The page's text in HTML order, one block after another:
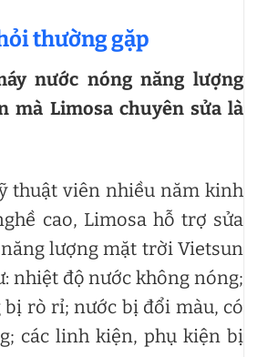
thường gặp
nước nóng năng lượng
mà Limosa chuyên sửa là
thuật viên nhiều năm kinh
cao, Limosa hỗ trợ sửa
lượng mặt trời Vietsun
nhiệt độ nước không nóng;
bị rò rỉ; nước bị đổi màu, có
các linh kiện, phụ kiện bị